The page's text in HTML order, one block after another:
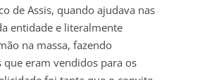
de Assis, quando ajudava nas
entidade e literalmente
na massa, fazendo
que eram vendidos para os